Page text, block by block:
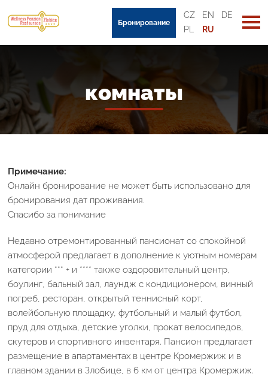
Бронирование
CZ EN
DE
PL
RU
комнаты
Примечание:
Онлайн бронирование не может быть использовано для
бронирования дат проживания.
Спасибо за понимание
Недавно отремонтированный пансионат со спокойной
атмосферой предлагает в дополнение к уютным номерам
категории *** + и **** также оздоровительный центр,
боулинг, бальный зал, лаундж с кондиционером, винный
погреб, ресторан, открытый теннисный корт,
волейбольную площадку, футбольный и малый футбол,
пруд для отдыха, детские уголки, прокат велосипедов,
скутеров и спортивного инвентаря. Пансион предлагает
размещение в апартаментах в центре Кромержиж и в
главном здании в Злобице, в 6 км от центра Кромержиж.